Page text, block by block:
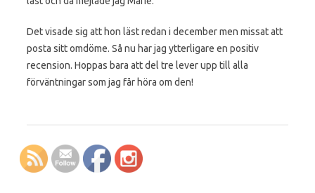
Det visade sig att hon läst redan i december men missat att
posta sitt omdöme. Så nu har jag ytterligare en positiv
recension. Hoppas bara att del tre lever upp till alla
förväntningar som jag får höra om den!